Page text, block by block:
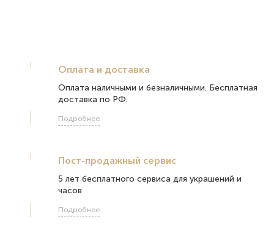
Оплата и доставка
Оплата наличными и безналичными. Бесплатная
доставка по РФ.
Подробнее
Пост-продажный сервис
5 лет бесплатного сервиса для украшений и
часов
Подробнее